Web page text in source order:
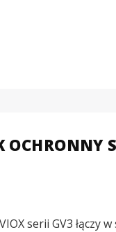
OCHRONNY
serii GV3